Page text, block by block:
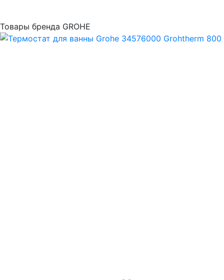
Товары бренда GROHE